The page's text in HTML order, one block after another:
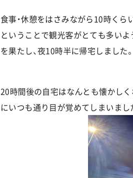
食事・休憩をはさみながら10時く
ということで観光客がとても多い
を果たし、夜10時半に帰宅しました。
20時間後の自宅はなんとも懐かし
にいつも通り目が覚めてしまいまし